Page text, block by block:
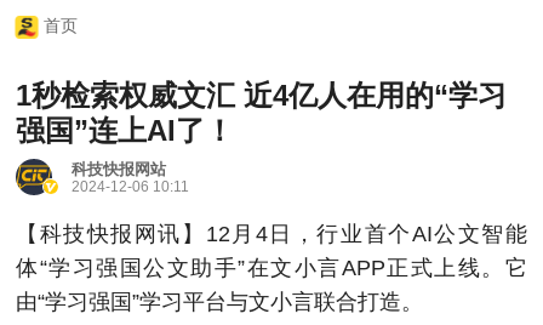
首页
1秒检索权威文汇 近4亿人在用的“学习
强国”连上AI了！
科技快报网站
2024-12-06 10:11
【科技快报网讯】12月4日，行业首个AI公文智能
体“学习强国公文助手”在文小言APP正式上线。它
由“学习强国”学习平台与文小言联合打造。